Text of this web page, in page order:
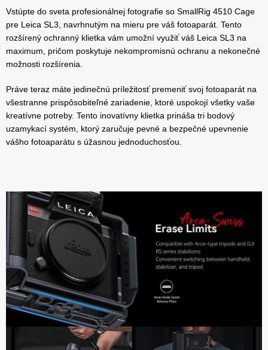
Vstúpte do sveta profesionálnej fotografie so SmallRig 4510 Cage
pre Leica SL3, navrhnutým na mieru pre váš fotoaparát. Tento
rozšírený ochranný klietka vám umožní využiť váš Leica SL3 na
maximum, pričom poskytuje nekompromisnú ochranu a nekonečné
možnosti rozšírenia.
Práve teraz máte jedinečnú príležitosť premeniť svoj fotoaparát na
všestranne prispôsobiteľné zariadenie, ktoré uspokojí všetky vaše
kreatívne potreby. Tento inovatívny klietka prináša tri bodový
uzamykací systém, ktorý zaručuje pevné a bezpečné upevnenie
vášho fotoaparátu s úžasnou jednoduchosťou.